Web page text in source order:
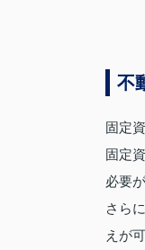
不
固定
固定
必要
さら
えが